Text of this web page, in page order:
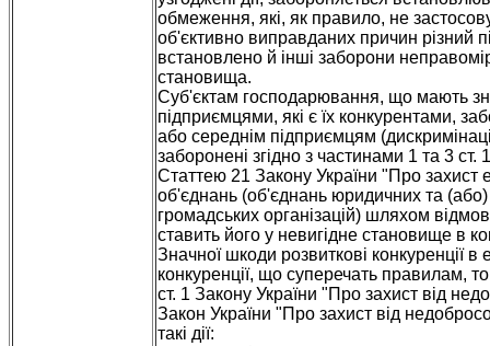
обмеження, які, як правило, не
об'єктивно виправданих причин різний
встановлено й інші заборони
становища.
Суб'єктам господарювання, що мають
підприємцями, які є їх конкурентами,
або середнім підприємцям
заборонені згідно з частинами 1 та 3 ст.
Статтею 21 Закону України "Про захист
об'єднань (об'єднань юридичних та (або)
громадських організацій) шляхом
ставить його у невигідне становище в
Значної шкоди розвиткові конкуренції в
конкуренції, що суперечать правилам,
ст. 1 Закону України "Про захист від
Закон України "Про захист від
такі дії: